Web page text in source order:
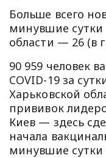
Больше всего
минувшие сутки
области — 26 (в
90 959 человек
COVID-19 за
Харьковской
прививок
Киев — здесь
начала
минувшие сутки